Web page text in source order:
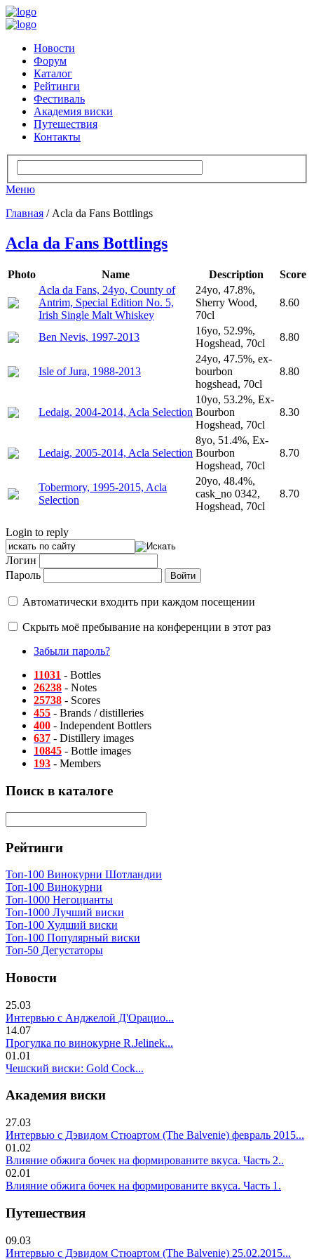
Новости
Форум
Каталог
Рейтинги
Фестиваль
Академия виски
Путешествия
Контакты
Меню
Главная / Acla da Fans Bottlings
Acla da Fans Bottlings
Photo Name Description
Score
Acla da Fans, 24yo, County of
Antrim, Special Edition No. 5,
Irish Single Malt Whiskey
24yo, 47.8%,
Sherry Wood,
70cl
8.60
Ben Nevis, 1997-2013
16yo, 52.9%,
Hogshead, 70cl
8.80
Isle of Jura, 1988-2013
24yo, 47.5%, ex-
bourbon
hogshead, 70cl
8.80
Ledaig, 2004-2014, Acla Selection
10yo, 53.2%, Ex-
Bourbon
Hogshead, 70cl
8.30
Ledaig, 2005-2014, Acla Selection
8yo, 51.4%, Ex-
Bourbon
Hogshead, 70cl
8.70
Tobermory, 1995-2015, Acla
Selection
20yo, 48.4%,
cask_no 0342,
Hogshead, 70cl
8.70
Login to reply
Логин
Пароль
Автоматически входить при каждом посещении
Скрыть моё пребывание на конференции в этот раз
Забыли пароль?
11031 - Bottles
26238 - Notes
25738 - Scores
455 - Brands / distilleries
400 - Independent Bottlers
637 - Distillery images
10845 - Bottle images
193 - Members
Поиск в каталоге
Рейтинги
Топ-100 Винокурни Шотландии
Топ-100 Винокурни
Топ-1000 Негоцианты
Топ-1000 Лучший виски
Топ-100 Худший виски
Топ-100 Популярный виски
Топ-50 Дегустаторы
Новости
25.03
Интервью с Анджелой Д'Орацио...
14.07
Прогулка по винокурне R.Jelinek...
01.01
Чешский виски: Gold Cock...
Академия виски
27.03
Интервью с Дэвидом Стюартом (The Balvenie) февраль 2015...
01.02
Влияние обжига бочек на формированите вкуса. Часть 2..
02.01
Влияние обжига бочек на формированите вкуса. Часть 1.
Путешествия
09.03
Интервью с Дэвидом Стюартом (The Balvenie) 25.02.2015...